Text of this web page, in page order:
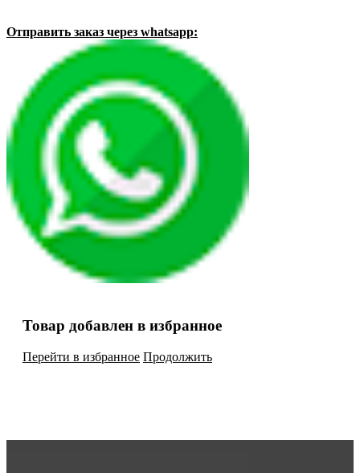
Отправить заказ через whatsapp:
Товар добавлен в избранное
Перейти в избранное Продолжить